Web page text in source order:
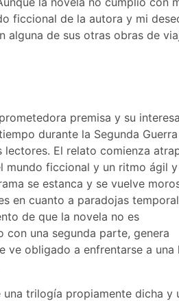
ficcional de la autora y mi
de sus otras obras de
premisa y su
durante la Segunda Guerra
El relato comienza
mundo ficcional y un ritmo ágil y
se estanca y se vuelve
en cuanto a paradojas
de que la novela no es
con una segunda parte, genera
ve obligado a enfrentarse a una
trilogía propiamente dicha y